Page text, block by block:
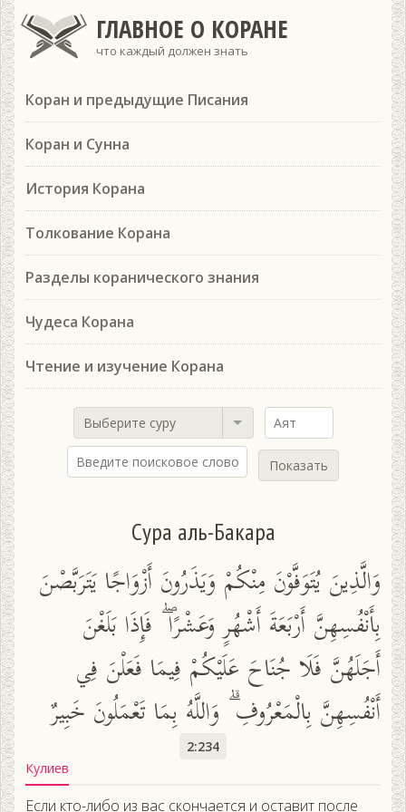
ГЛАВНОЕ О КОРАНЕ
что каждый должен знать
Коран и предыдущие Писания
Коран и Сунна
История Корана
Толкование Корана
Разделы коранического знания
Чудеса Корана
Чтение и изучение Корана
Выберите суру
Показать
Сура аль-Бакара
وَالَّذِينَ يُتَوَفَّوْنَ مِنْكُمْ وَيَذَرُونَ أَزْوَاجًا يَتَرَبَّصْنَ
بِأَنْفُسِهِنَّ أَرْبَعَةَ أَشْهُرٍ وَعَشْرًا ۖ فَإِذَا بَلَغْنَ
أَجَلَهُنَّ فَلَا جُنَاحَ عَلَيْكُمْ فِيمَا فَعَلْنَ فِي
أَنْفُسِهِنَّ بِالْمَعْرُوفِ ۗ وَاللَّهُ بِمَا تَعْمَلُونَ خَبِيرٌ
2:234
Кулиев
Если кто-либо из вас скончается и оставит после